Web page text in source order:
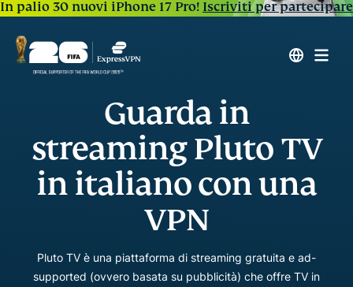
In palio 30 nuovi iPhone 17 Pro! Iscriviti per partecipare
Guarda in
streaming Pluto TV
in italiano con una
VPN
Pluto TV è una piattaforma di streaming gratuita e ad-
supported (ovvero basata su pubblicità) che offre TV in